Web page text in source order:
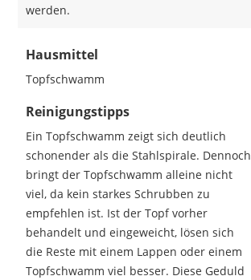
werden.
Hausmittel
Topfschwamm
Reinigungstipps
Ein Topfschwamm zeigt sich deutlich
schonender als die Stahlspirale. Dennoch
bringt der Topfschwamm alleine nicht
viel, da kein starkes Schrubben zu
empfehlen ist. Ist der Topf vorher
behandelt und eingeweicht, lösen sich
die Reste mit einem Lappen oder einem
Topfschwamm viel besser. Diese Geduld